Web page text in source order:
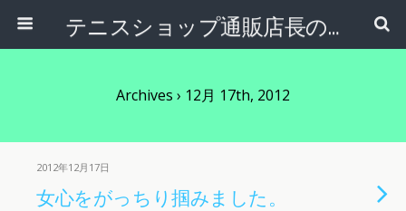
テニスショップ通販店長のブログ＠テニスショップLAFINO 西山克久
Archives › 12月 17th, 2012
2012年12月17日
女心をがっちり掴みました。